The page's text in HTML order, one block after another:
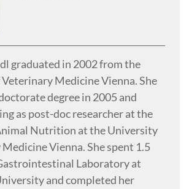
graduated in 2002 from the
Medicine Vienna. She
degree in 2005 and
as post-doc researcher at the
Nutrition at the University
Vienna. She spent 1.5
Laboratory at
and completed her